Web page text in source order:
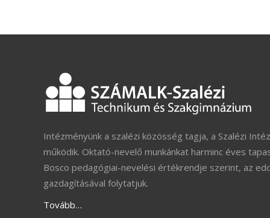
Intézményünk a szalézi közösség tagja, a Szalézi
működik. Oktató-nevelő munkánkat harminc éves
Bosco pedagógiai-nevelési értékrendje szerint, az
gazdagításával folytatjuk.
Tovább…